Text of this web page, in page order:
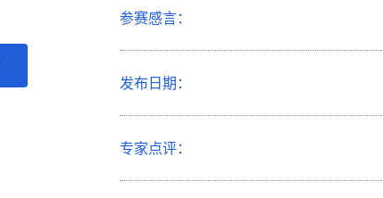
参赛感言：
发布日期：
专家点评：